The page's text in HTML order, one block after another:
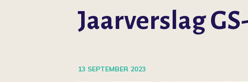
Jaarverslag
13 SEPTEMBER 2023